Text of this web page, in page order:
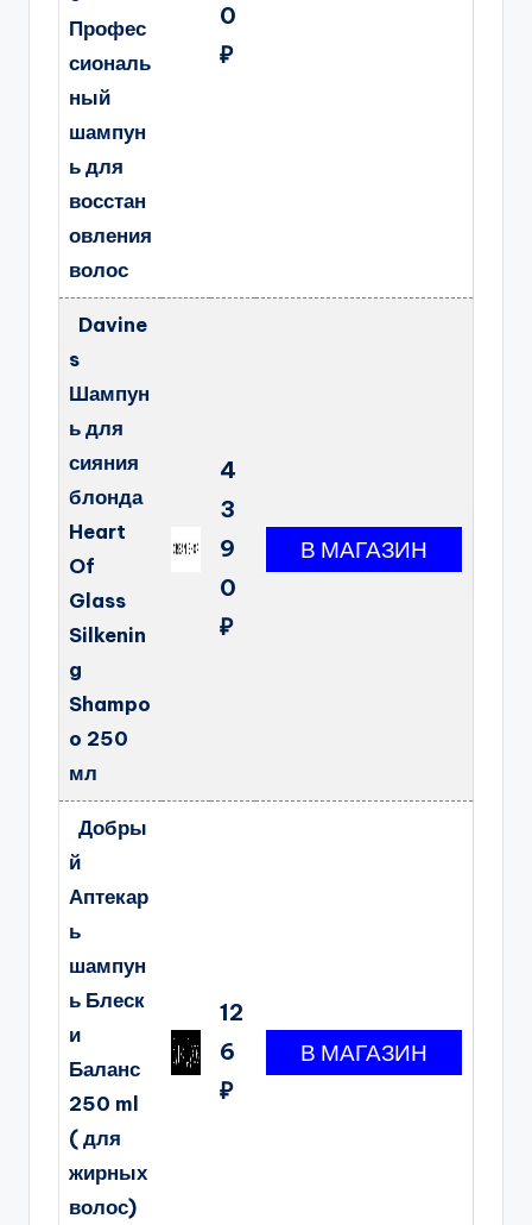
Профес
сиональ
ный
шампун
ь для
восстан
овления
волос
0
₽
Davine
s
Шампун
ь для
сияния
блонда
Heart
Of
Glass
Silkenin
g
Shampo
o 250
мл
4
3
9
0
₽
Добры
й
Аптекар
ь
шампун
ь Блеск
и
Баланс
250 ml
( для
жирных
волос)
12
6
₽